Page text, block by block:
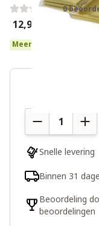
0
€ 12,99
Meer dan 10 op
Aantal
Snelle levering
Binnen 31
Beoordeling
beoordelingen